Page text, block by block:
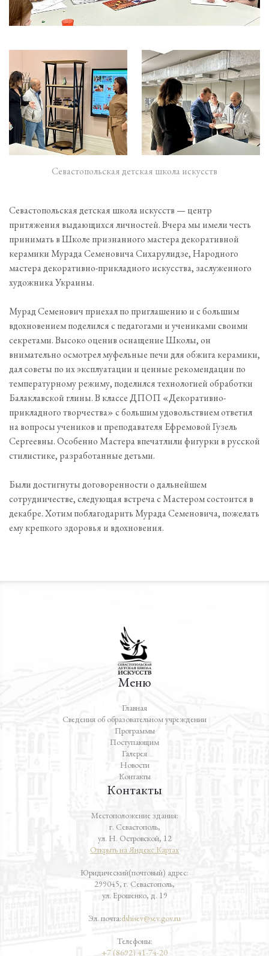
Севастопольская детская школа искусств
Севастопольская детская школа искусств — центр
притяжения выдающихся личностей. Вчера мы имели честь
принимать в Школе признанного мастера декоративной
керамики Мурада Семеновича Сихарулидзе, Народного
мастера декоративно-прикладного искусства, заслуженного
художника Украины.
Мурад Семенович приехал по приглашению и с большим
вдохновением поделился с педагогами и учениками своими
секретами. Высоко оценив оснащение Школы, он
внимательно осмотрел муфельные печи для обжига керамики,
дал советы по их эксплуатации и ценные рекомендации по
температурному режиму, поделился технологией обработки
Балаклавской глины. В классе ДПОП «Декоративно-
прикладного творчества» с большим удовольствием ответил
на вопросы учеников и преподавателя Ефремовой Гузель
Сергеевны. Особенно Мастера впечатлили фигурки в русской
стилистике, разработанные детьми.
Были достигнуты договоренности о дальнейшем
сотрудничестве, следующая встреча с Мастером состоится в
декабре. Хотим поблагодарить Мурада Семеновича, пожелать
ему крепкого здоровья и вдохновения.
Меню
Главная
Сведения об образовательном учреждении
Программы
Поступающим
Галерея
Новости
Контакты
Контакты
Местоположение здания:
г. Севастополь,
ул. Н. Островской, 12
Открыть на Яндекс.Картах
Юридический(почтовый) адрес:
299045, г. Севастополь,
ул. Ерошенко, д. 19
Эл. почта:dshisev@sev.gov.ru
Телефоны:
+7 (8692) 41-74-20